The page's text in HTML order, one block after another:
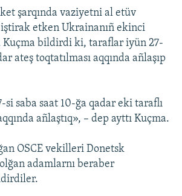
şarqında vaziyetni al etüv
etken Ukrainanıñ ekinci
bildirdi ki, taraflar iyün 27-
ateş toqtatılması aqqında añlaşıp
saba saat 10-ğa qadar eki taraflı
añlaştıq», – dep ayttı Kuçma.
OSCE vekilleri Donetsk
adamlarnı beraber